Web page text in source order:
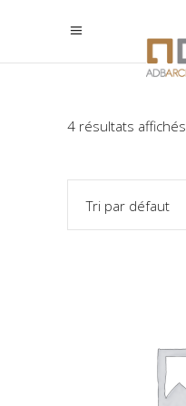
4 résultats affichés
Tri par défaut